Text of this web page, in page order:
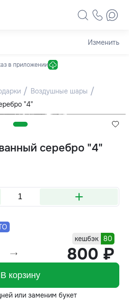
Изменить
в приложении
Воздушные шары
"4"
серебро "4"
+
кешбэк 80
800 ₽
В корзину
или заменим букет